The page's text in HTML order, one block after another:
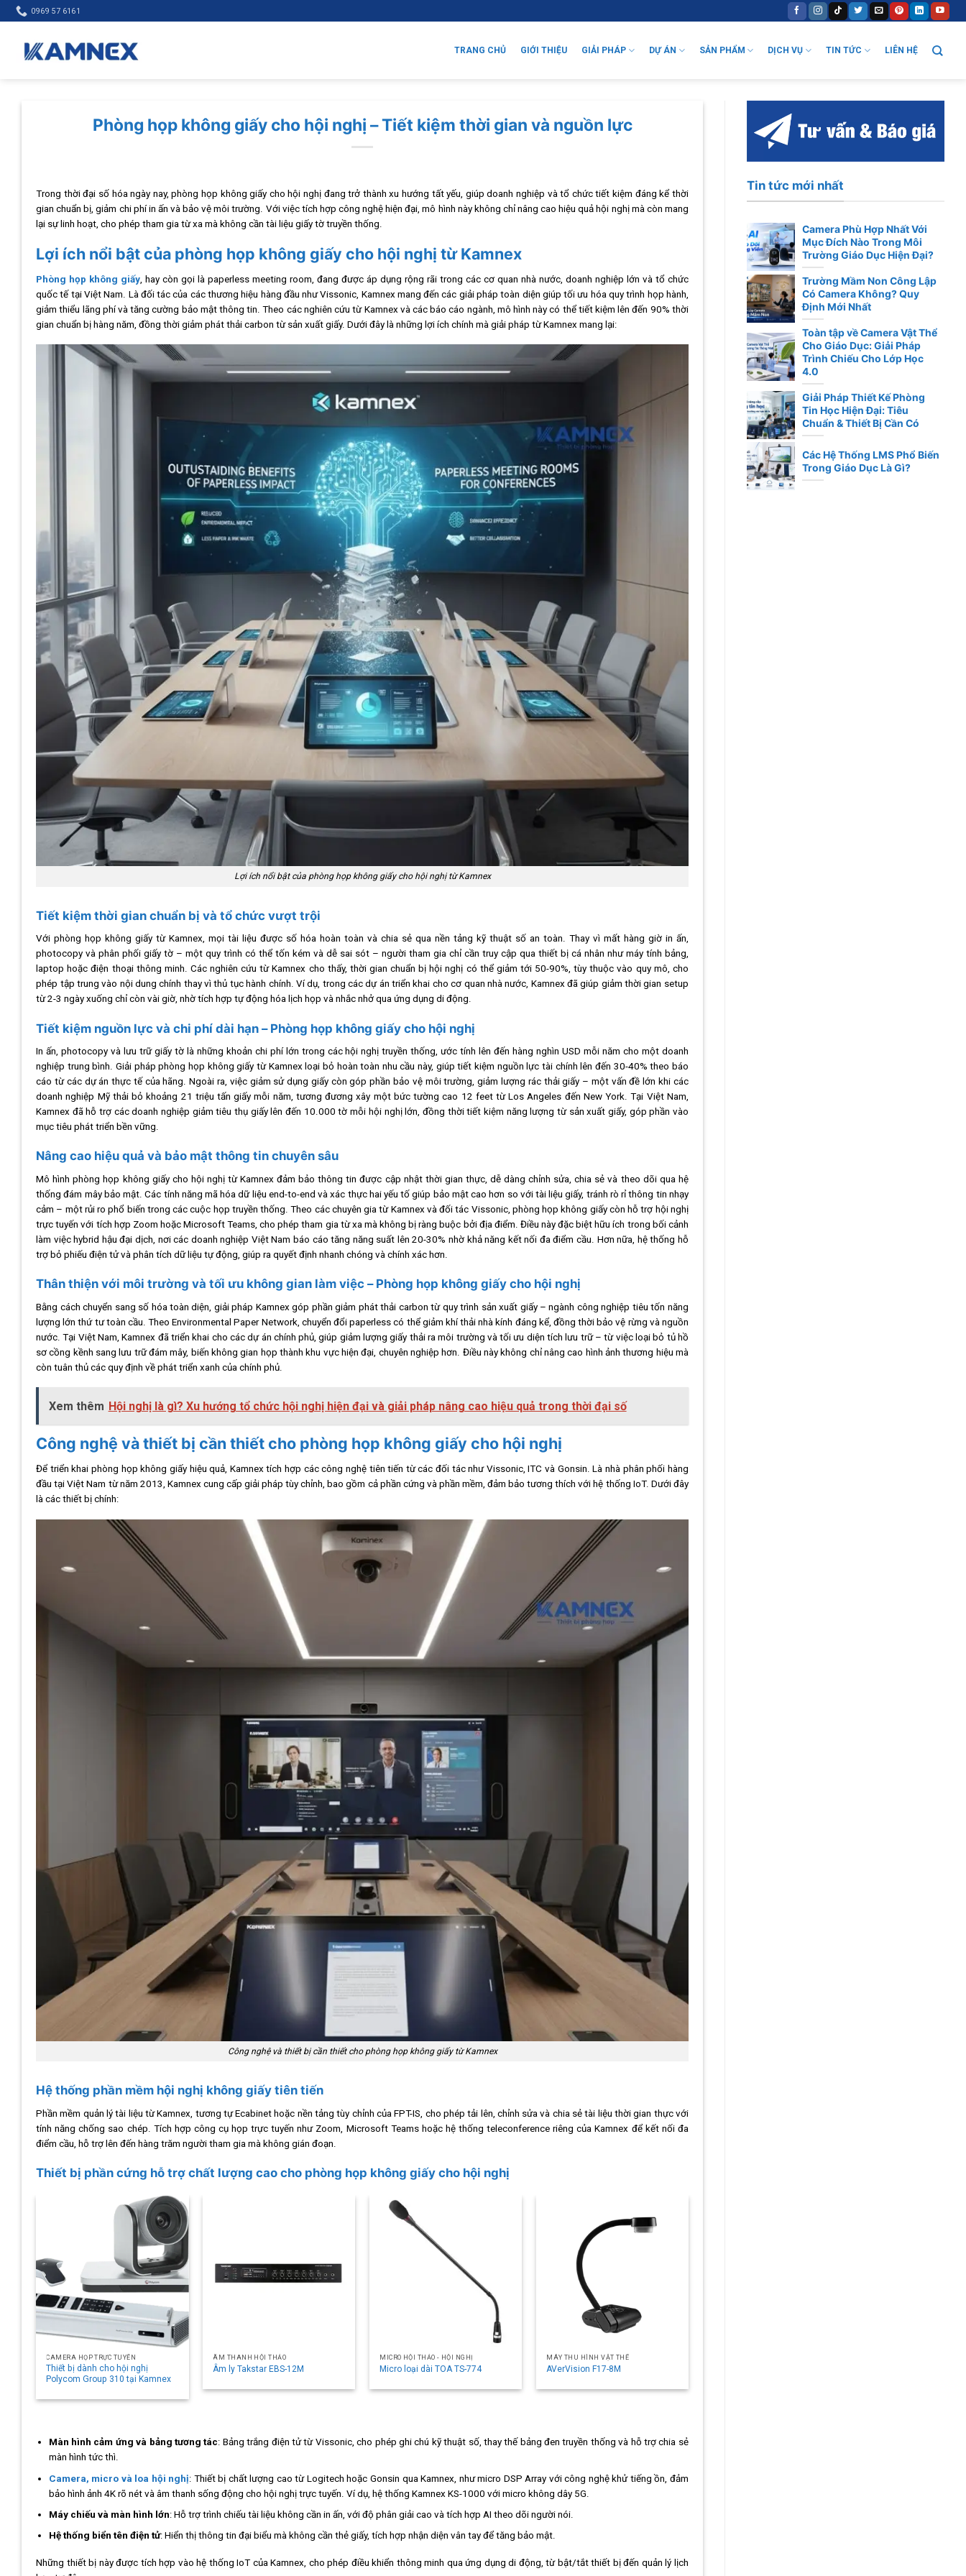
Skip
to
0969 57 6161
TRANG CHỦ GIỚI THIỆU GIẢI PHÁP DỰ ÁN SẢN PHẨM DỊCH VỤ TIN TỨC LIÊN HỆ
Phòng họp không giấy cho hội nghị – Tiết kiệm thời gian và nguồn lực
Trong thời đại số hóa ngày nay, phòng họp không giấy cho hội nghị đang trở thành xu hướng tất yếu, giúp doanh nghiệp và tổ chức tiết kiệm đáng kể thời
gian chuẩn bị, giảm chi phí in ấn và bảo vệ môi trường. Với việc tích hợp công nghệ hiện đại, mô hình này không chỉ nâng cao hiệu quả hội nghị mà còn mang
lại sự linh hoạt, cho phép tham gia từ xa mà không cần tài liệu giấy tờ truyền thống.
Lợi ích nổi bật của phòng họp không giấy cho hội nghị từ Kamnex
Phòng họp không giấy , hay còn gọi là paperless meeting room, đang được áp dụng rộng rãi trong các cơ quan nhà nước, doanh nghiệp lớn và tổ chức
quốc tế tại Việt Nam. Là đối tác của các thương hiệu hàng đầu như Vissonic, Kamnex mang đến các giải pháp toàn diện giúp tối ưu hóa quy trình họp hành,
giảm thiểu lãng phí và tăng cường bảo mật thông tin. Theo các nghiên cứu từ Kamnex và các báo cáo ngành, mô hình này có thể tiết kiệm lên đến 90% thời
gian chuẩn bị hàng năm, đồng thời giảm phát thải carbon từ sản xuất giấy. Dưới đây là những lợi ích chính mà giải pháp từ Kamnex mang lại:
Lợi ích nổi bật của phòng họp không giấy cho hội nghị từ Kamnex
Tiết kiệm thời gian chuẩn bị và tổ chức vượt trội
Với phòng họp không giấy từ Kamnex, mọi tài liệu được số hóa hoàn toàn và chia sẻ qua nền tảng kỹ thuật số an toàn. Thay vì mất hàng giờ in ấn,
photocopy và phân phối giấy tờ – một quy trình có thể tốn kém và dễ sai sót – người tham gia chỉ cần truy cập qua thiết bị cá nhân như máy tính bảng,
laptop hoặc điện thoại thông minh. Các nghiên cứu từ Kamnex cho thấy, thời gian chuẩn bị hội nghị có thể giảm tới 50-90%, tùy thuộc vào quy mô, cho
phép tập trung vào nội dung chính thay vì thủ tục hành chính. Ví dụ, trong các dự án triển khai cho cơ quan nhà nước, Kamnex đã giúp giảm thời gian setup
từ 2-3 ngày xuống chỉ còn vài giờ, nhờ tích hợp tự động hóa lịch họp và nhắc nhở qua ứng dụng di động.
Tiết kiệm nguồn lực và chi phí dài hạn – Phòng họp không giấy cho hội nghị
In ấn, photocopy và lưu trữ giấy tờ là những khoản chi phí lớn trong các hội nghị truyền thống, ước tính lên đến hàng nghìn USD mỗi năm cho một doanh
nghiệp trung bình. Giải pháp phòng họp không giấy từ Kamnex loại bỏ hoàn toàn nhu cầu này, giúp tiết kiệm nguồn lực tài chính lên đến 30-40% theo báo
cáo từ các dự án thực tế của hãng. Ngoài ra, việc giảm sử dụng giấy còn góp phần bảo vệ môi trường, giảm lượng rác thải giấy – một vấn đề lớn khi các
doanh nghiệp Mỹ thải bỏ khoảng 21 triệu tấn giấy mỗi năm, tương đương xây một bức tường cao 12 feet từ Los Angeles đến New York. Tại Việt Nam,
Kamnex đã hỗ trợ các doanh nghiệp giảm tiêu thụ giấy lên đến 10.000 tờ mỗi hội nghị lớn, đồng thời tiết kiệm năng lượng từ sản xuất giấy, góp phần vào
mục tiêu phát triển bền vững.
Nâng cao hiệu quả và bảo mật thông tin chuyên sâu
Mô hình phòng họp không giấy cho hội nghị từ Kamnex đảm bảo thông tin được cập nhật thời gian thực, dễ dàng chỉnh sửa, chia sẻ và theo dõi qua hệ
thống đám mây bảo mật. Các tính năng mã hóa dữ liệu end-to-end và xác thực hai yếu tố giúp bảo mật cao hơn so với tài liệu giấy, tránh rò rỉ thông tin nhạy
cảm – một rủi ro phổ biến trong các cuộc họp truyền thống. Theo các chuyên gia từ Kamnex và đối tác Vissonic, phòng họp không giấy còn hỗ trợ hội nghị
trực tuyến với tích hợp Zoom hoặc Microsoft Teams, cho phép tham gia từ xa mà không bị ràng buộc bởi địa điểm. Điều này đặc biệt hữu ích trong bối cảnh
làm việc hybrid hậu đại dịch, nơi các doanh nghiệp Việt Nam báo cáo tăng năng suất lên 20-30% nhờ khả năng kết nối đa điểm cầu. Hơn nữa, hệ thống hỗ
trợ bỏ phiếu điện tử và phân tích dữ liệu tự động, giúp ra quyết định nhanh chóng và chính xác hơn.
Thân thiện với môi trường và tối ưu không gian làm việc – Phòng họp không giấy cho hội nghị
Bằng cách chuyển sang số hóa toàn diện, giải pháp Kamnex góp phần giảm phát thải carbon từ quy trình sản xuất giấy – ngành công nghiệp tiêu tốn năng
lượng lớn thứ tư toàn cầu. Theo Environmental Paper Network, chuyển đổi paperless có thể giảm khí thải nhà kính đáng kể, đồng thời bảo vệ rừng và nguồn
nước. Tại Việt Nam, Kamnex đã triển khai cho các dự án chính phủ, giúp giảm lượng giấy thải ra môi trường và tối ưu diện tích lưu trữ – từ việc loại bỏ tủ hồ
sơ cồng kềnh sang lưu trữ đám mây, biến không gian họp thành khu vực hiện đại, chuyên nghiệp hơn. Điều này không chỉ nâng cao hình ảnh thương hiệu mà
còn tuân thủ các quy định về phát triển xanh của chính phủ.
Xem thêm Hội nghị là gì? Xu hướng tổ chức hội nghị hiện đại và giải pháp nâng cao hiệu quả trong thời đại số
Công nghệ và thiết bị cần thiết cho phòng họp không giấy cho hội nghị
Để triển khai phòng họp không giấy hiệu quả, Kamnex tích hợp các công nghệ tiên tiến từ các đối tác như Vissonic, ITC và Gonsin. Là nhà phân phối hàng
đầu tại Việt Nam từ năm 2013, Kamnex cung cấp giải pháp tùy chỉnh, bao gồm cả phần cứng và phần mềm, đảm bảo tương thích với hệ thống IoT. Dưới đây
là các thiết bị chính:
Công nghệ và thiết bị cần thiết cho phòng họp không giấy từ Kamnex
Hệ thống phần mềm hội nghị không giấy tiên tiến
Phần mềm quản lý tài liệu từ Kamnex, tương tự Ecabinet hoặc nền tảng tùy chỉnh của FPT-IS, cho phép tải lên, chỉnh sửa và chia sẻ tài liệu thời gian thực với
tính năng chống sao chép. Tích hợp công cụ họp trực tuyến như Zoom, Microsoft Teams hoặc hệ thống teleconference riêng của Kamnex để kết nối đa
điểm cầu, hỗ trợ lên đến hàng trăm người tham gia mà không gián đoạn.
Thiết bị phần cứng hỗ trợ chất lượng cao cho phòng họp không giấy cho hội nghị
CAMERA HỌP TRỰC TUYẾN
Thiết bị dành cho hội nghị
Polycom Group 310 tại Kamnex
ÂM THANH HỘI THẢO
Âm ly Takstar EBS-12M
MICRO HỘI THẢO - HỘI NGHỊ
Micro loại dài TOA TS-774
MÁY THU HÌNH VẬT THỂ
AVerVision F17-8M
Màn hình cảm ứng và bảng tương tác: Bảng trắng điện tử từ Vissonic, cho phép ghi chú kỹ thuật số, thay thế bảng đen truyền thống và hỗ trợ chia sẻ
màn hình tức thì.
Camera, micro và loa hội nghị: Thiết bị chất lượng cao từ Logitech hoặc Gonsin qua Kamnex, như micro DSP Array với công nghệ khử tiếng ồn, đảm
bảo hình ảnh 4K rõ nét và âm thanh sống động cho hội nghị trực tuyến. Ví dụ, hệ thống Kamnex KS-1000 với micro không dây 5G.
Máy chiếu và màn hình lớn: Hỗ trợ trình chiếu tài liệu không cần in ấn, với độ phân giải cao và tích hợp AI theo dõi người nói.
Hệ thống biển tên điện tử: Hiển thị thông tin đại biểu mà không cần thẻ giấy, tích hợp nhận diện vân tay để tăng bảo mật.
Những thiết bị này được tích hợp vào hệ thống IoT của Kamnex, cho phép điều khiển thông minh qua ứng dụng di động, từ bật/tắt thiết bị đến quản lý lịch
Tin tức mới nhất
Camera Phù Hợp Nhất Với
Mục Đích Nào Trong Môi
Trường Giáo Dục Hiện Đại?
Trường Mầm Non Công Lập
Có Camera Không? Quy
Định Mới Nhất
Toàn tập về Camera Vật Thể
Cho Giáo Dục: Giải Pháp
Trình Chiếu Cho Lớp Học
4.0
Giải Pháp Thiết Kế Phòng
Tin Học Hiện Đại: Tiêu
Chuẩn & Thiết Bị Cần Có
Các Hệ Thống LMS Phổ Biến
Trong Giáo Dục Là Gì?